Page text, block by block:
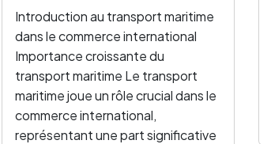
Introduction au transport maritime
dans le commerce international
Importance croissante du
transport maritime Le transport
maritime joue un rôle crucial dans le
commerce international,
représentant une part significative